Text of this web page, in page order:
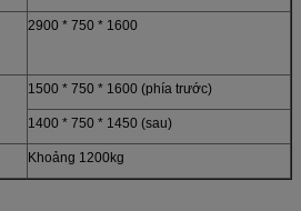
2900 * 750 * 1600
1500 * 750 * 1600 (phía trước)
1400 * 750 * 1450 (sau)
Khoảng 1200kg